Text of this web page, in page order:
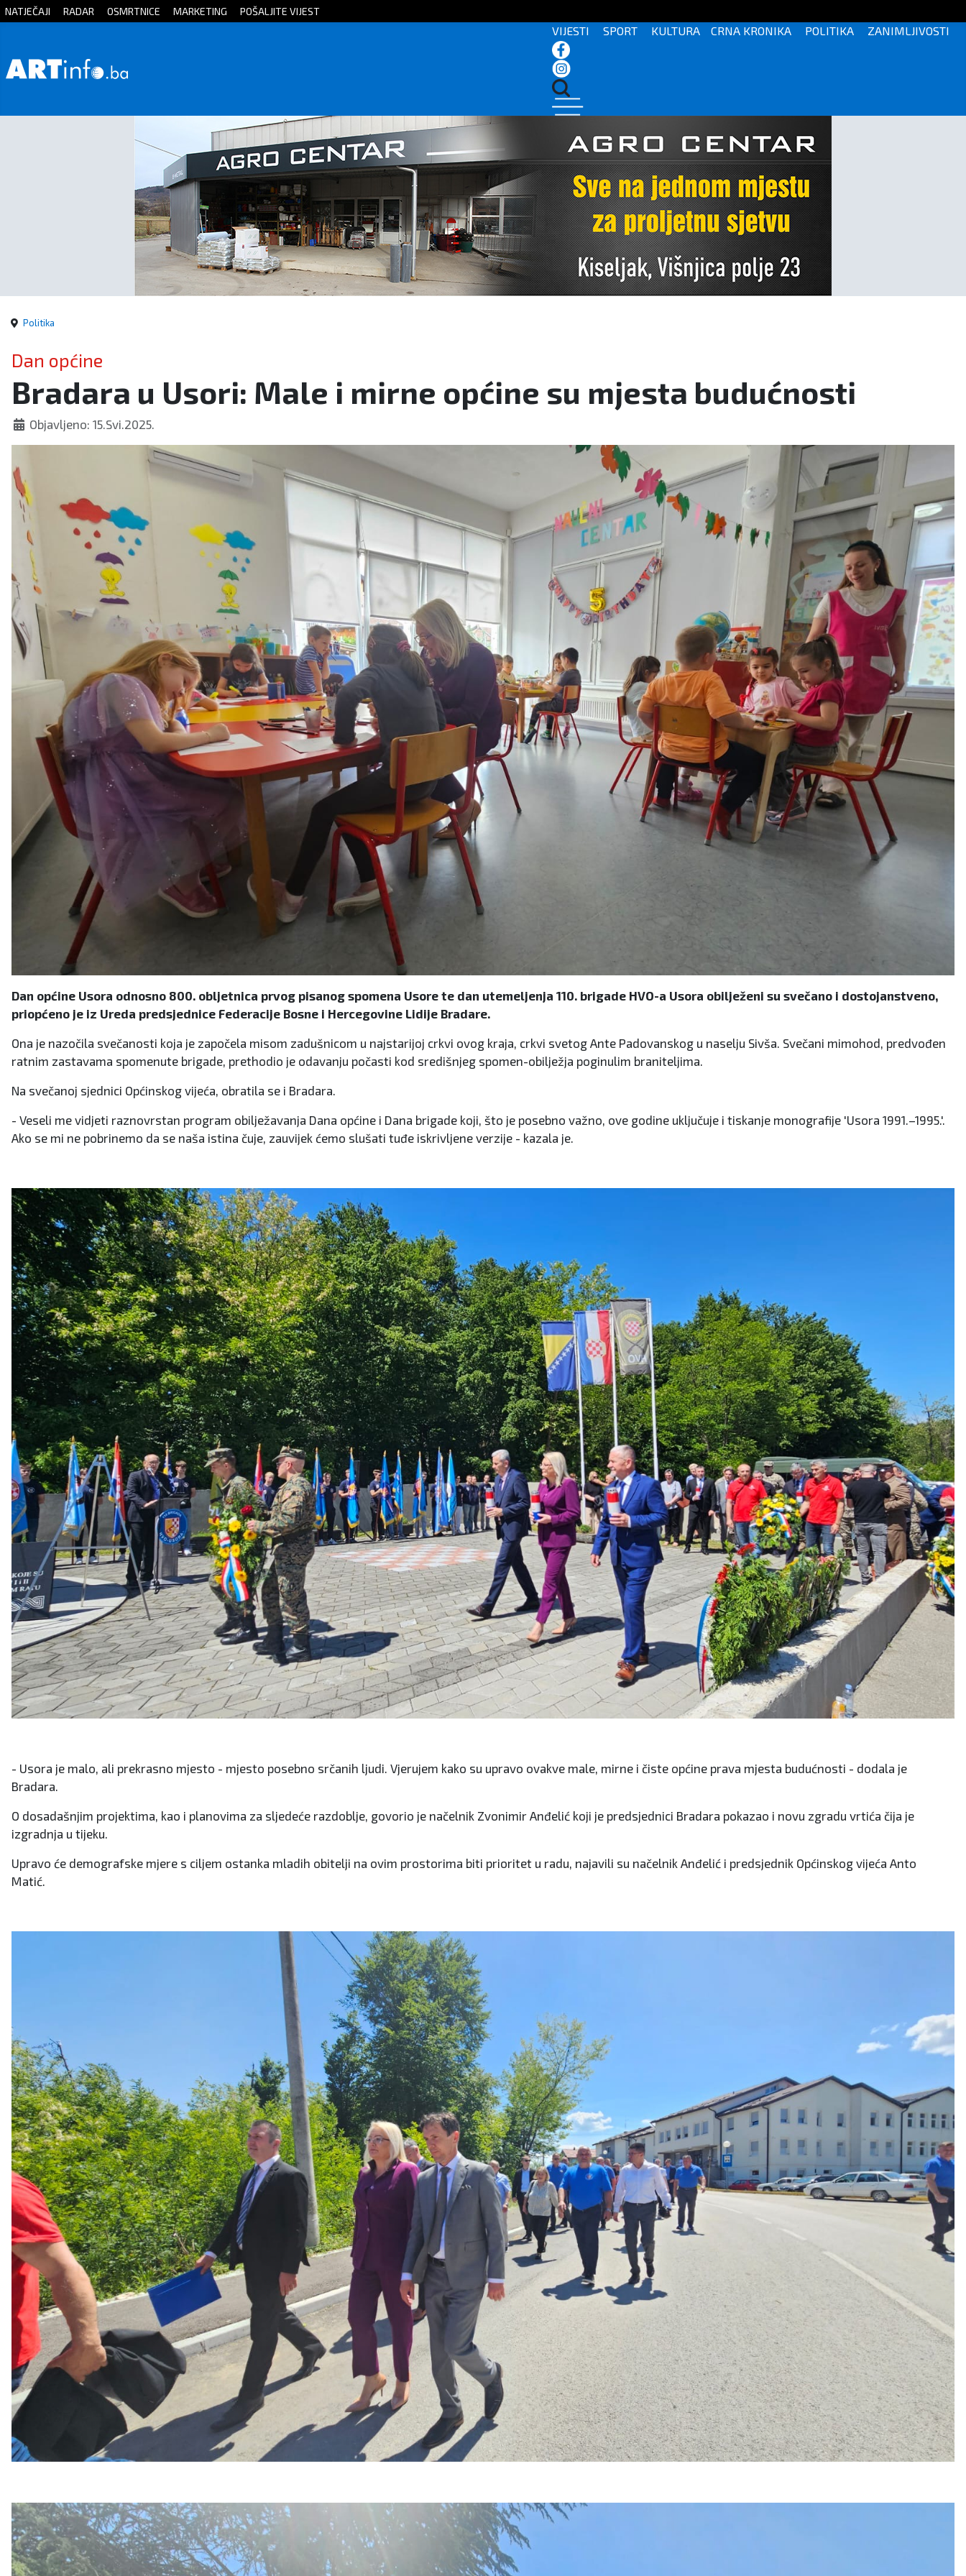
Početna
Zanimljivosti
NATJEČAJI RADAR OSMRTNICE MARKETING POŠALJITE VIJEST
VIJESTI SPORT KULTURA CRNA KRONIKA POLITIKA ZANIMLJIVOSTI
Politika
Dan općine
Bradara u Usori: Male i mirne općine su mjesta budućnosti
Objavljeno: 15.Svi.2025.
Dan općine Usora odnosno 800. obljetnica prvog pisanog spomena Usore te dan utemeljenja 110. brigade HVO-a Usora obilježeni su svečano i dostojanstveno,
priopćeno je iz Ureda predsjednice Federacije Bosne i Hercegovine Lidije Bradare.
Ona je nazočila svečanosti koja je započela misom zadušnicom u najstarijoj crkvi ovog kraja, crkvi svetog Ante Padovanskog u naselju Sivša. Svečani mimohod, predvođen
ratnim zastavama spomenute brigade, prethodio je odavanju počasti kod središnjeg spomen-obilježja poginulim braniteljima.
Na svečanoj sjednici Općinskog vijeća, obratila se i Bradara.
- Veseli me vidjeti raznovrstan program obilježavanja Dana općine i Dana brigade koji, što je posebno važno, ove godine uključuje i tiskanje monografije 'Usora 1991.–1995.'.
Ako se mi ne pobrinemo da se naša istina čuje, zauvijek ćemo slušati tuđe iskrivljene verzije - kazala je.
- Usora je malo, ali prekrasno mjesto - mjesto posebno srčanih ljudi. Vjerujem kako su upravo ovakve male, mirne i čiste općine prava mjesta budućnosti - dodala je
Bradara.
O dosadašnjim projektima, kao i planovima za sljedeće razdoblje, govorio je načelnik Zvonimir Anđelić koji je predsjednici Bradara pokazao i novu zgradu vrtića čija je
izgradnja u tijeku.
Upravo će demografske mjere s ciljem ostanka mladih obitelji na ovim prostorima biti prioritet u radu, najavili su načelnik Anđelić i predsjednik Općinskog vijeća Anto
Matić.